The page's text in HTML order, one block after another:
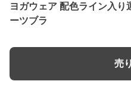
ヨガウェア 配色ライン入
ーツブラ
売